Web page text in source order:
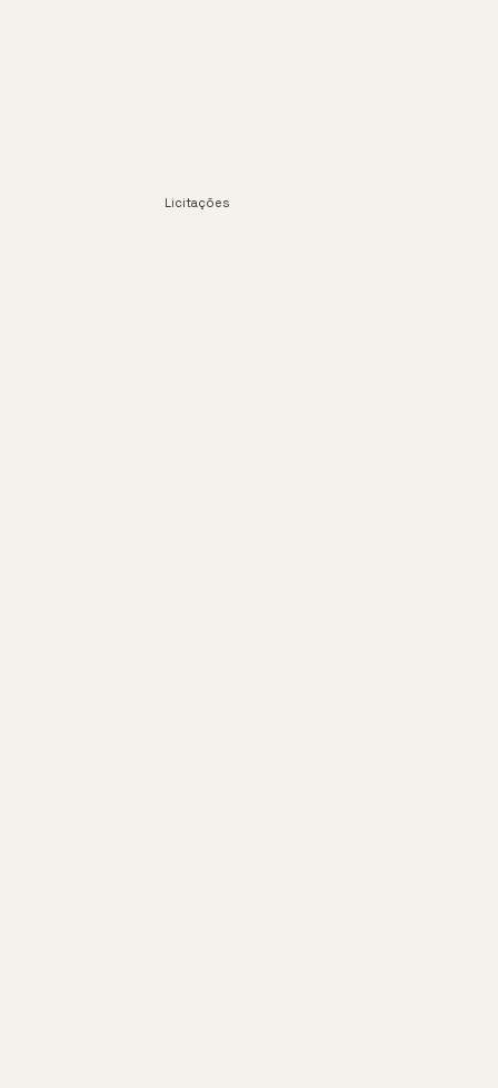
Licitações